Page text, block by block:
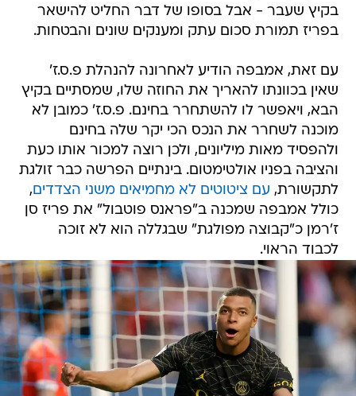
בקיץ שעבר - אבל בסופו של דבר החליט להישאר
בפריז תמורת סכום עתק ומענקים שונים והבטחות.
עם זאת, אמבפה הודיע לאחרונה להנהלת פ.ס.ז'
שאין בכוונתו להאריך את החוזה שלו, שמסתיים בקיץ
הבא, ויאפשר לו להשתחרר בחינם. פ.ס.ז' כמובן לא
מוכנה לשחרר את הנכס הכי יקר שלה בחינם
ולהפסיד מאות מיליונים, ולכן רוצה למכור אותו כעת
והציבה בפניו אולטימטום. בינתיים הפרשה כבר זולגת
לתקשורת, עם ציטוטים לא מחמיאים משני הצדדים,
כולל אמבפה שמכנה ב"פראנס פוטבול" את פריז סן
ז'רמן כ"קבוצה מפולגת" שבגללה הוא לא זוכה
לכבוד הראוי.